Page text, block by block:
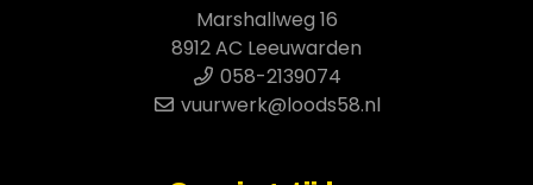
Marshallweg 16
8912 AC Leeuwarden
058-2139074
vuurwerk@loods58.nl